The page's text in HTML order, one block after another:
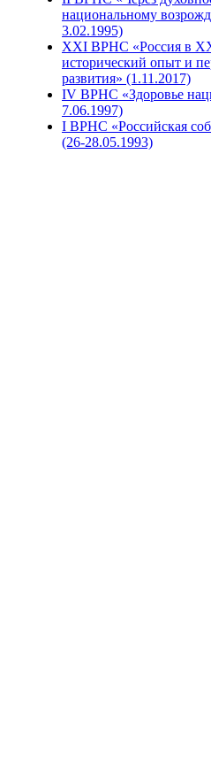
национальному
3.02.1995)
XХI ВРНС «Россия в
исторический опыт и
развития» (1.11.2017)
IV ВРНС «Здоровье
7.06.1997)
I ВРНС «Российская
(26-28.05.1993)